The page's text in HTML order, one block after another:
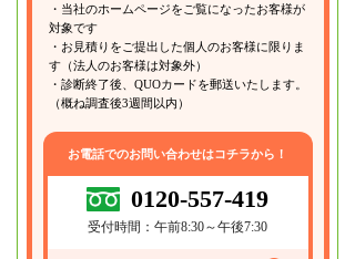
・当社のホームページをご覧になったお客様が
対象です
・お見積りをご提出した個人のお客様に限りま
す（法人のお客様は対象外）
・診断終了後、QUOカードを郵送いたします。
（概ね調査後3週間以内）
お電話でのお問い合わせはコチラから！
0120-557-419
受付時間：午前8:30～午後7:30